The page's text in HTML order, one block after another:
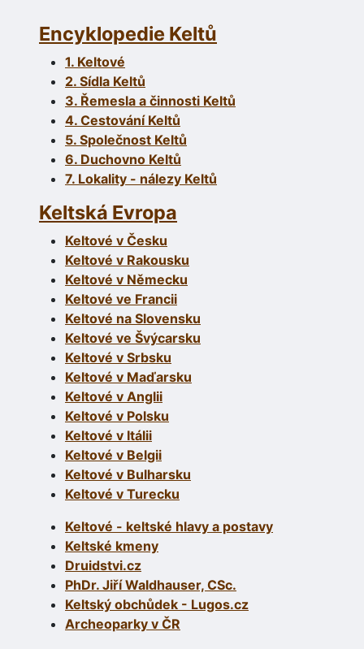
Encyklopedie Keltů
1. Keltové
2. Sídla Keltů
3. Řemesla a činnosti Keltů
4. Cestování Keltů
5. Společnost Keltů
6. Duchovno Keltů
7. Lokality - nálezy Keltů
Keltská Evropa
Keltové v Česku
Keltové v Rakousku
Keltové v Německu
Keltové ve Francii
Keltové na Slovensku
Keltové ve Švýcarsku
Keltové v Srbsku
Keltové v Maďarsku
Keltové v Anglii
Keltové v Polsku
Keltové v Itálii
Keltové v Belgii
Keltové v Bulharsku
Keltové v Turecku
Keltové - keltské hlavy a postavy
Keltské kmeny
Druidstvi.cz
PhDr. Jiří Waldhauser, CSc.
Keltský obchůdek - Lugos.cz
Archeoparky v ČR